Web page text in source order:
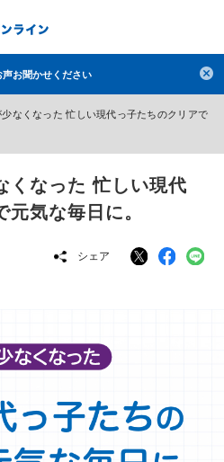
ノン レチノール
エピステーム
美容サプリメント
使用用途から探す
注目の商品 を見る
お問い合わせ
検索
声お聞かせください
なくなった 忙しい現代っ子たちのクリアで
くなった 忙しい現代
気な毎日に。
シェア